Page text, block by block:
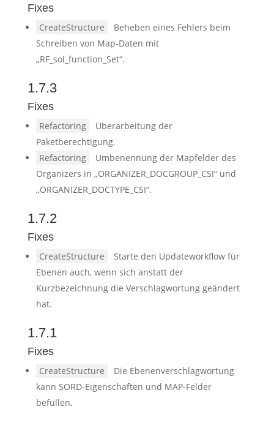
Fixes
CreateStructure
Beheben eines Fehlers beim
Schreiben von Map-Daten mit
„RF_sol_function_Set“.
1.7.3
Fixes
Refactoring
Überarbeitung der
Paketberechtigung.
Refactoring
Umbenennung der Mapfelder des
Organizers in „ORGANIZER_DOCGROUP_CSI“ und
„ORGANIZER_DOCTYPE_CSI“.
1.7.2
Fixes
CreateStructure
Starte den Updateworkflow für
Ebenen auch, wenn sich anstatt der
Kurzbezeichnung die Verschlagwortung geändert
hat.
1.7.1
Fixes
CreateStructure
Die Ebenenverschlagwortung
kann SORD-Eigenschaften und MAP-Felder
befüllen.